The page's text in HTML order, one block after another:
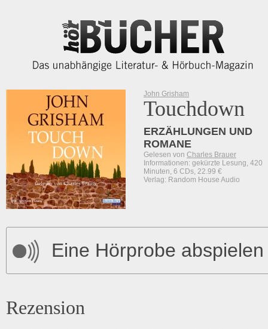
John Grisham
Touchdown
ERZÄHLUNGEN UND
ROMANE
Gelesen von Charles Brauer
Informationen: gekürzte Lesung, 420
Minuten, 6 CDs, 22.99 €
Verlag: Random House Audio
Eine Hörprobe abspielen
Rezension